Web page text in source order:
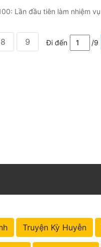
Lần đầu tiên làm nhiệm vụ
8 9 Đi đến /9
Truyện Kỳ Huyễn